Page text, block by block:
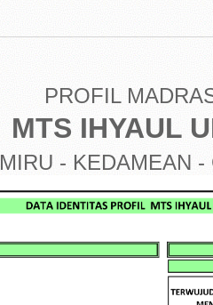
PROFIL
MTS IHYAUL
MIRU - KEDAMEAN -